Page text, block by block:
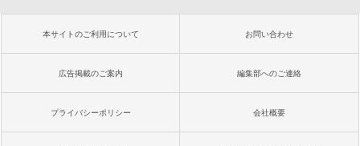
本サイトのご利用について お問い合わせ
広告掲載のご案内 編集部へのご連絡
プライバシーポリシー 会社概要